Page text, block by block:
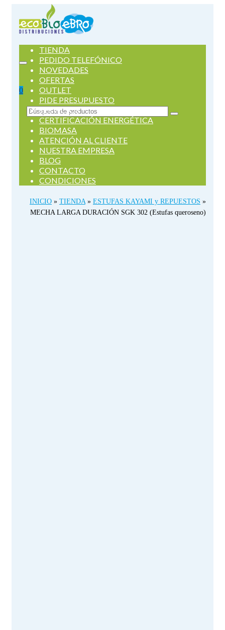
0
Buscar
por:
TIENDA
PEDIDO TELEFÓNICO
NOVEDADES
OFERTAS
OUTLET
PIDE PRESUPUESTO
SERVICIOS
CERTIFICACIÓN ENERGÉTICA
BIOMASA
ATENCIÓN AL CLIENTE
NUESTRA EMPRESA
BLOG
CONTACTO
CONDICIONES
INICIO » TIENDA » ESTUFAS KAYAMI y REPUESTOS »
MECHA LARGA DURACIÓN SGK 302 (Estufas queroseno)